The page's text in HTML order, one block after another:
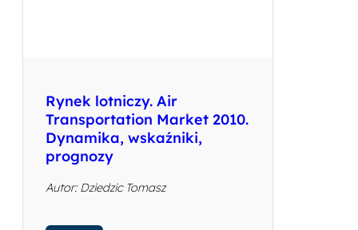
Rynek lotniczy. Air
Transportation Market 2010.
Dynamika, wskaźniki,
prognozy
Autor: Dziedzic Tomasz